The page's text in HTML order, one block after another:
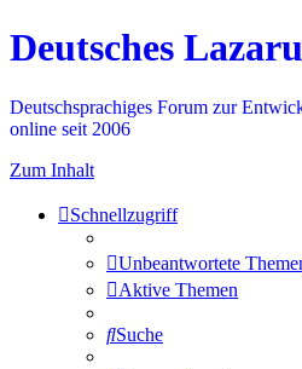
Deutsches
Deutschsprachiges Forum zur
online seit 2006
Zum Inhalt
Schnellzugriff
Unbeantwortete
Aktive Themen
Suche